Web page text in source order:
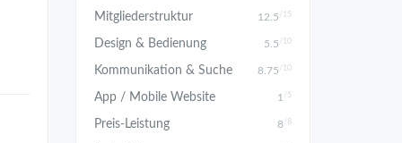
Mitgliederstruktur 12.5 /15
Design & Bedienung 5.5 /10
Kommunikation & Suche 8.75 /10
App / Mobile Website 1 /5
Preis-Leistung 8/8